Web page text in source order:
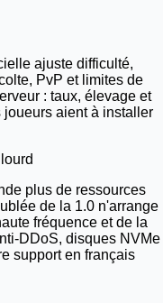
ajuste difficulté,
PvP et limites de
: taux, élevage et
aient à installer
plus de ressources
de la 1.0 n'arrange
fréquence et de la
DDoS, disques NVMe
support en français